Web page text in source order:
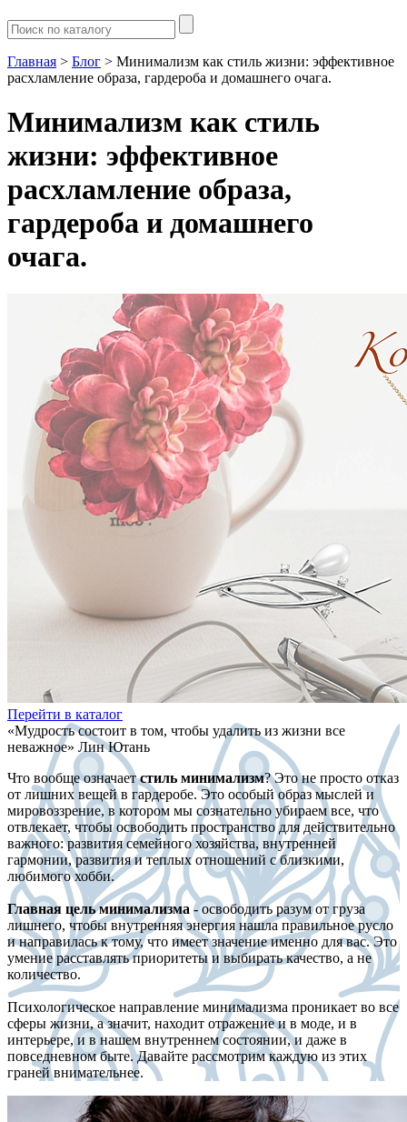
Главная > Блог > Минимализм как стиль жизни: эффективное
расхламление образа, гардероба и домашнего очага.
Минимализм как стиль
жизни: эффективное
расхламление образа,
гардероба и домашнего
очага.
Перейти в каталог
«Мудрость состоит в том, чтобы удалить из жизни все
неважное» Лин Ютань
Что вообще означаетстиль минимализм? Это не просто отказ
от лишних вещей в гардеробе. Это особый образ мыслей и
мировоззрение, в котором мы сознательно убираем все, что
отвлекает, чтобы освободить пространство для действительно
важного: развития семейного хозяйства, внутренней
гармонии, развития и теплых отношений с близкими,
любимого хобби.
Главная цель минимализма - освободить разум от груза
лишнего, чтобы внутренняя энергия нашла правильное русло
и направилась к тому, что имеет значение именно для вас. Это
умение расставлять приоритеты и выбирать качество, а не
количество.
Психологическое направление минимализма проникает во все
сферы жизни, а значит, находит отражение и в моде, и в
интерьере, и в нашем внутреннем состоянии, и даже в
повседневном быте. Давайте рассмотрим каждую из этих
граней внимательнее.